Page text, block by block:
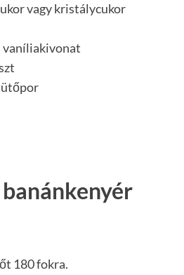
vagy kristálycukor
vaníliakivonat
180 fokra.